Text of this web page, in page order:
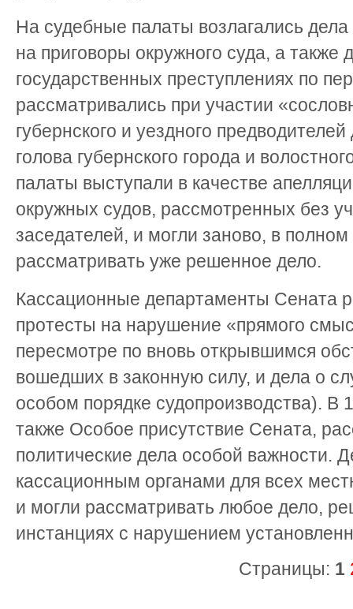
На судебные палаты возлагались
на приговоры окружного суда, а также
государственных преступлениях по
рассматривались при участии
губернского и уездного
голова губернского города и
палаты выступали в качестве
окружных судов, рассмотренных без
заседателей, и могли заново, в
рассматривать уже решенное дело.
Кассационные департаменты Сената
протесты на нарушение «прямого
пересмотре по вновь открывшимся
вошедших в законную силу, и дела о
особом порядке судопроизводства). В
также Особое присутствие Сената,
политические дела особой важности.
кассационным органами для всех
и могли рассматривать любое дело,
инстанциях с нарушением
Страницы: 1